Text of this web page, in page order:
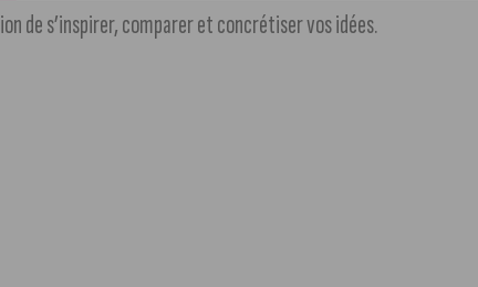
de s’inspirer, comparer et concrétiser vos idées.